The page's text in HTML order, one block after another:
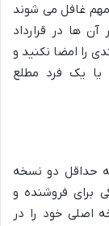
مهم غافل می شوند
ها در قرارداد
را امضا نکنید و
یا یک فرد مطلع
حداقل دو نسخه
برای فروشنده و
اصلی خود را در